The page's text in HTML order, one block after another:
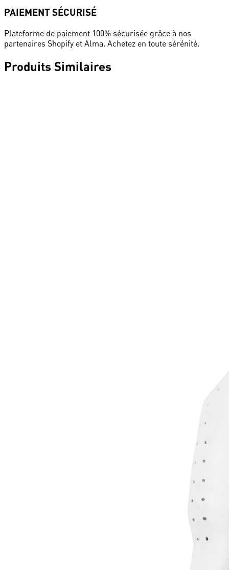
PAIEMENT SÉCURISÉ
Plateforme de paiement 100% sécurisée grâce à nos
partenaires Shopify et Alma. Achetez en toute sérénité.
Produits Similaires